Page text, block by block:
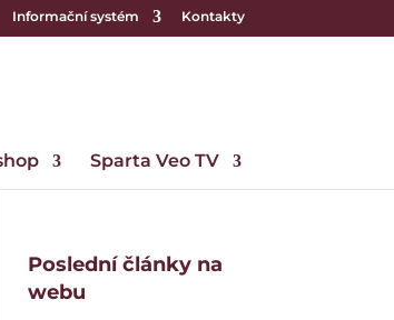
Informační systém Kontakty
Sparta Veo TV
Poslední články na
webu